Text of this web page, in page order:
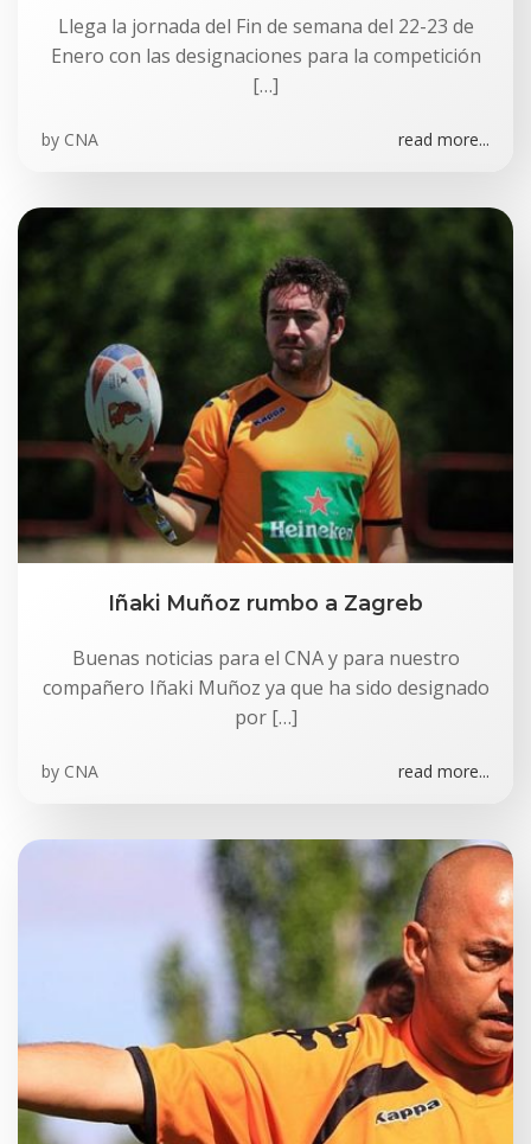
Llega la jornada del Fin de semana del 22-23 de
Enero con las designaciones para la competición
[…]
by CNA read more...
Iñaki Muñoz rumbo a Zagreb
Buenas noticias para el CNA y para nuestro
compañero Iñaki Muñoz ya que ha sido designado
por […]
by CNA read more...